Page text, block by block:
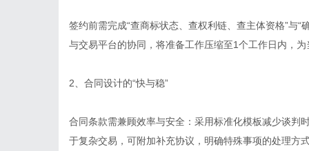
签约前需完成“查商标状态、查权利链、查主体资格”与
与交易平台的协同，将准备工作压缩至1个工作日内，
2、合同设计的“快与稳”
合同条款需兼顾效率与安全：采用标准化模板减少谈判
于复杂交易，可附加补充协议，明确特殊事项的处理方